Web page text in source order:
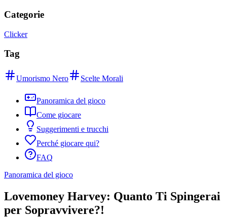
Categorie
Clicker
Tag
Umorismo Nero Scelte Morali
Panoramica del gioco
Come giocare
Suggerimenti e trucchi
Perché giocare qui?
FAQ
Panoramica del gioco
Lovemoney Harvey: Quanto Ti Spingerai
per Sopravvivere?!